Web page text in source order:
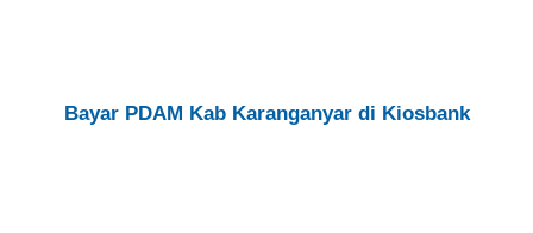
Bayar PDAM Kab Karanganyar di Kiosbank